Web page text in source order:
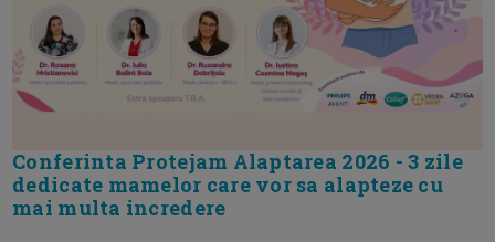
Conferinta Protejam Alaptarea 2026 - 3 zile
dedicate mamelor care vor sa alapteze cu
mai multa incredere